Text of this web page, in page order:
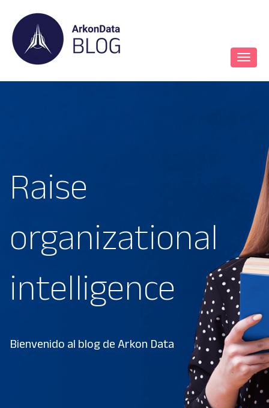
Raise
organizational
intelligence
Bienvenido al blog de Arkon Data